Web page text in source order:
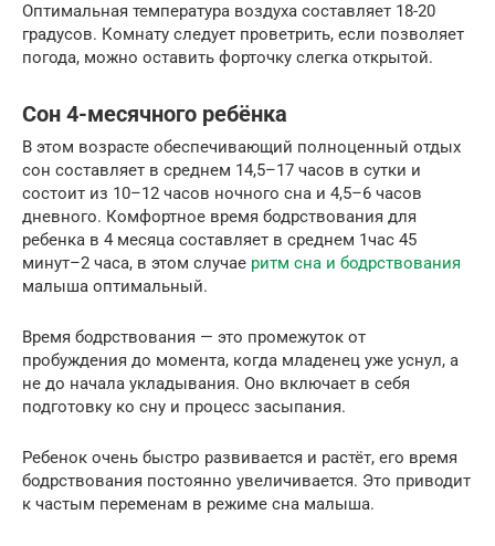
Оптимальная температура воздуха составляет 18-20
градусов. Комнату следует проветрить, если позволяет
погода, можно оставить форточку слегка открытой.
Сон 4-месячного ребёнка
В этом возрасте обеспечивающий полноценный отдых
сон составляет в среднем 14,5–17 часов в сутки и
состоит из 10–12 часов ночного сна и 4,5–6 часов
дневного. Комфортное время бодрствования для
ребенка в 4 месяца составляет в среднем 1час 45
минут–2 часа, в этом случае ритм сна и бодрствования
малыша оптимальный.
Время бодрствования — это промежуток от
пробуждения до момента, когда младенец уже уснул, а
не до начала укладывания. Оно включает в себя
подготовку ко сну и процесс засыпания.
Ребенок очень быстро развивается и растёт, его время
бодрствования постоянно увеличивается. Это приводит
к частым переменам в режиме сна малыша.